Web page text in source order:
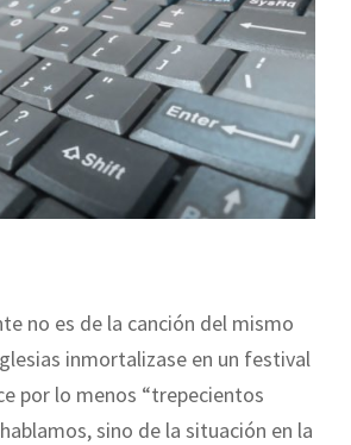
no es de la canción del mismo
inmortalizase en un festival
por lo menos “trepecientos
sino de la situación en la